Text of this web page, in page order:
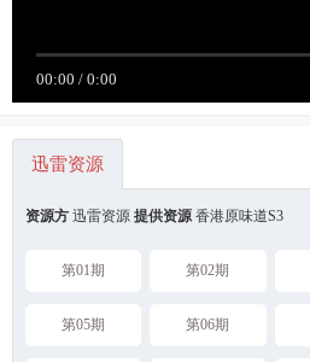
迅雷资源
资源方 迅雷资源 提供资源 香港原味道S3
第01期 第02期
第05期 第06期